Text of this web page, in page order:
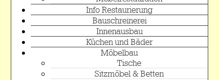
Info Restaurierung
Bauschreinerei
Innenausbau
Küchen und Bäder
Möbelbau
Tische
Sitzmöbel & Betten